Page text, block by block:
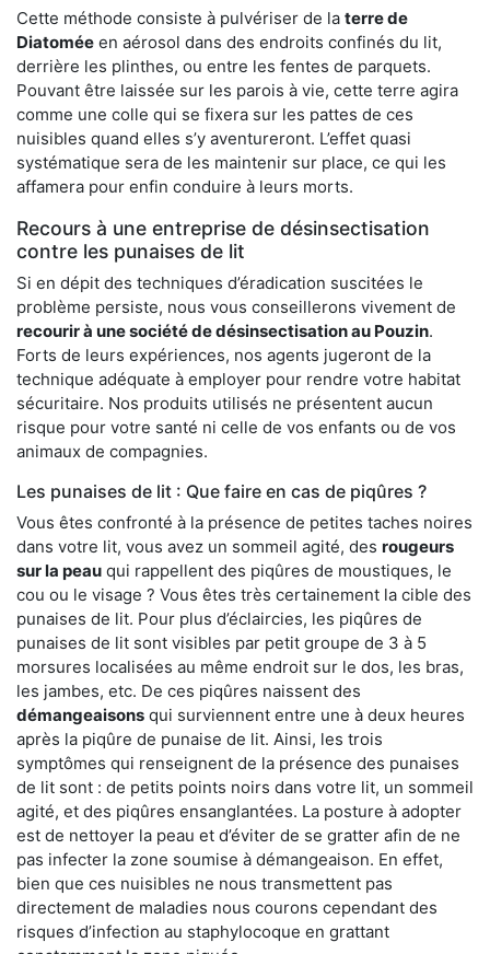
Cette méthode consiste à pulvériser de la terre de
Diatomée en aérosol dans des endroits confinés du lit,
derrière les plinthes, ou entre les fentes de parquets.
Pouvant être laissée sur les parois à vie, cette terre agira
comme une colle qui se fixera sur les pattes de ces
nuisibles quand elles s’y aventureront. L’effet quasi
systématique sera de les maintenir sur place, ce qui les
affamera pour enfin conduire à leurs morts.
Recours à une entreprise de désinsectisation
contre les punaises de lit
Si en dépit des techniques d’éradication suscitées le
problème persiste, nous vous conseillerons vivement de
recourir à une société de désinsectisation au Pouzin.
Forts de leurs expériences, nos agents jugeront de la
technique adéquate à employer pour rendre votre habitat
sécuritaire. Nos produits utilisés ne présentent aucun
risque pour votre santé ni celle de vos enfants ou de vos
animaux de compagnies.
Les punaises de lit : Que faire en cas de piqûres ?
Vous êtes confronté à la présence de petites taches noires
dans votre lit, vous avez un sommeil agité, des rougeurs
sur la peau qui rappellent des piqûres de moustiques, le
cou ou le visage ? Vous êtes très certainement la cible des
punaises de lit. Pour plus d’éclaircies, les piqûres de
punaises de lit sont visibles par petit groupe de 3 à 5
morsures localisées au même endroit sur le dos, les bras,
les jambes, etc. De ces piqûres naissent des
démangeaisons qui surviennent entre une à deux heures
après la piqûre de punaise de lit. Ainsi, les trois
symptômes qui renseignent de la présence des punaises
de lit sont : de petits points noirs dans votre lit, un sommeil
agité, et des piqûres ensanglantées. La posture à adopter
est de nettoyer la peau et d’éviter de se gratter afin de ne
pas infecter la zone soumise à démangeaison. En effet,
bien que ces nuisibles ne nous transmettent pas
directement de maladies nous courons cependant des
risques d’infection au staphylocoque en grattant